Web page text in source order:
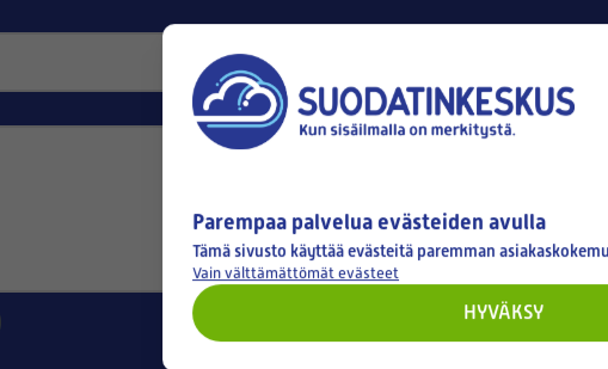
Parempaa palvelua evästeiden avulla
Tämä sivusto käyttää evästeitä paremman
Vain välttämättömät evästeet
HYVÄKSY